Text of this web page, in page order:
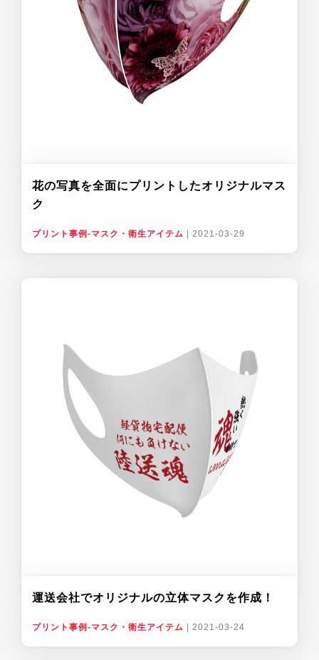
花の写真を全面にプリントしたオリジナルマス
ク
プリント事例-マスク・衛生アイテム 2021-03-29
運送会社でオリジナルの立体マスクを作成！
プリント事例-マスク・衛生アイテム 2021-03-24